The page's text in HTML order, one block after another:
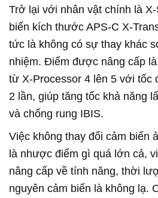
Trở lại với nhân vật chính là
biến kích thước APS-C X-
tức là không có sự thay khác
nhiệm. Điểm được nâng cấp
từ X-Processor 4 lên 5 với tốc
2 lần, giúp tăng tốc khả năng
và chống rung IBIS.
Việc không thay đổi cảm biến
là nhược điểm gì quá lớn cả,
nâng cấp về tính năng, thời
nguyên cảm biến là không lạ.